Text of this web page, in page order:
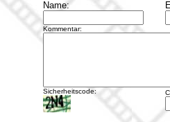
Name:
Kommentar:
Sicherheitscode: